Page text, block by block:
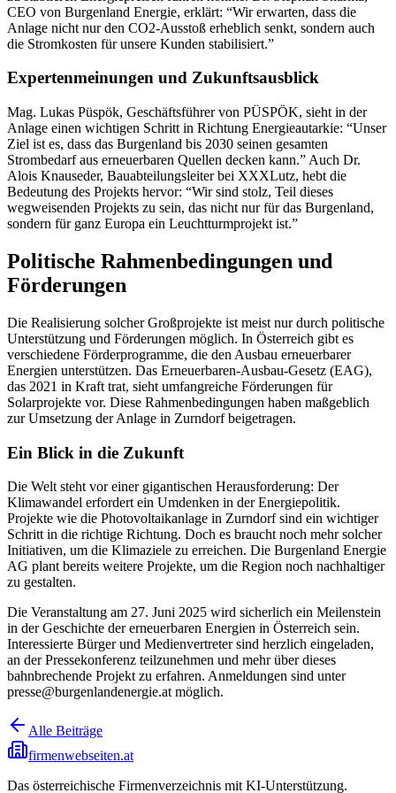
CEO von Burgenland Energie, erklärt: “Wir erwarten, dass die
Anlage nicht nur den CO2-Ausstoß erheblich senkt, sondern auch
die Stromkosten für unsere Kunden stabilisiert.”
Expertenmeinungen und Zukunftsausblick
Mag. Lukas Püspök, Geschäftsführer von PÜSPÖK, sieht in der
Anlage einen wichtigen Schritt in Richtung Energieautarkie: “Unser
Ziel ist es, dass das Burgenland bis 2030 seinen gesamten
Strombedarf aus erneuerbaren Quellen decken kann.” Auch Dr.
Alois Knauseder, Bauabteilungsleiter bei XXXLutz, hebt die
Bedeutung des Projekts hervor: “Wir sind stolz, Teil dieses
wegweisenden Projekts zu sein, das nicht nur für das Burgenland,
sondern für ganz Europa ein Leuchtturmprojekt ist.”
Politische Rahmenbedingungen und
Förderungen
Die Realisierung solcher Großprojekte ist meist nur durch politische
Unterstützung und Förderungen möglich. In Österreich gibt es
verschiedene Förderprogramme, die den Ausbau erneuerbarer
Energien unterstützen. Das Erneuerbaren-Ausbau-Gesetz (EAG),
das 2021 in Kraft trat, sieht umfangreiche Förderungen für
Solarprojekte vor. Diese Rahmenbedingungen haben maßgeblich
zur Umsetzung der Anlage in Zurndorf beigetragen.
Ein Blick in die Zukunft
Die Welt steht vor einer gigantischen Herausforderung: Der
Klimawandel erfordert ein Umdenken in der Energiepolitik.
Projekte wie die Photovoltaikanlage in Zurndorf sind ein wichtiger
Schritt in die richtige Richtung. Doch es braucht noch mehr solcher
Initiativen, um die Klimaziele zu erreichen. Die Burgenland Energie
AG plant bereits weitere Projekte, um die Region noch nachhaltiger
zu gestalten.
Die Veranstaltung am 27. Juni 2025 wird sicherlich ein Meilenstein
in der Geschichte der erneuerbaren Energien in Österreich sein.
Interessierte Bürger und Medienvertreter sind herzlich eingeladen,
an der Pressekonferenz teilzunehmen und mehr über dieses
bahnbrechende Projekt zu erfahren. Anmeldungen sind unter
presse@burgenlandenergie.at möglich.
Alle Beiträge
firmenwebseiten.at
Das österreichische Firmenverzeichnis mit KI-Unterstützung.